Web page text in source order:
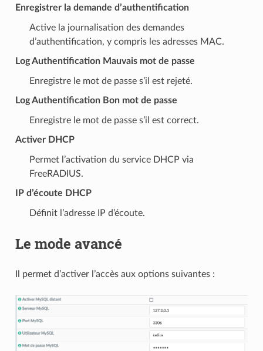
Enregistrer la demande d’authentification
Active la journalisation des demandes
d’authentification, y compris les adresses MAC.
Log Authentification Mauvais mot de passe
Enregistre le mot de passe s’il est rejeté.
Log Authentification Bon mot de passe
Enregistre le mot de passe s’il est correct.
Activer DHCP
Permet l’activation du service DHCP via
FreeRADIUS.
IP d’écoute DHCP
Définit l’adresse IP d’écoute.
Le mode avancé
Il permet d’activer l’accès aux options suivantes :